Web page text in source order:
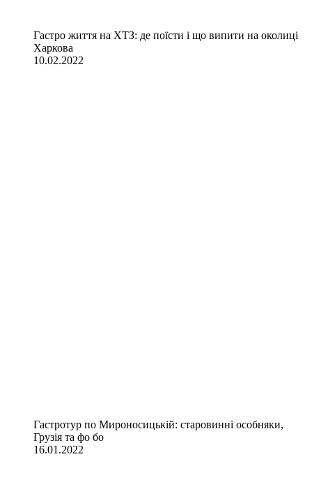
Гастро життя на ХТЗ: де поїсти і що випити на околиці
Харкова
10.02.2022
Гастротур по Мироносицькій: старовинні особняки,
Грузія та фо бо
16.01.2022